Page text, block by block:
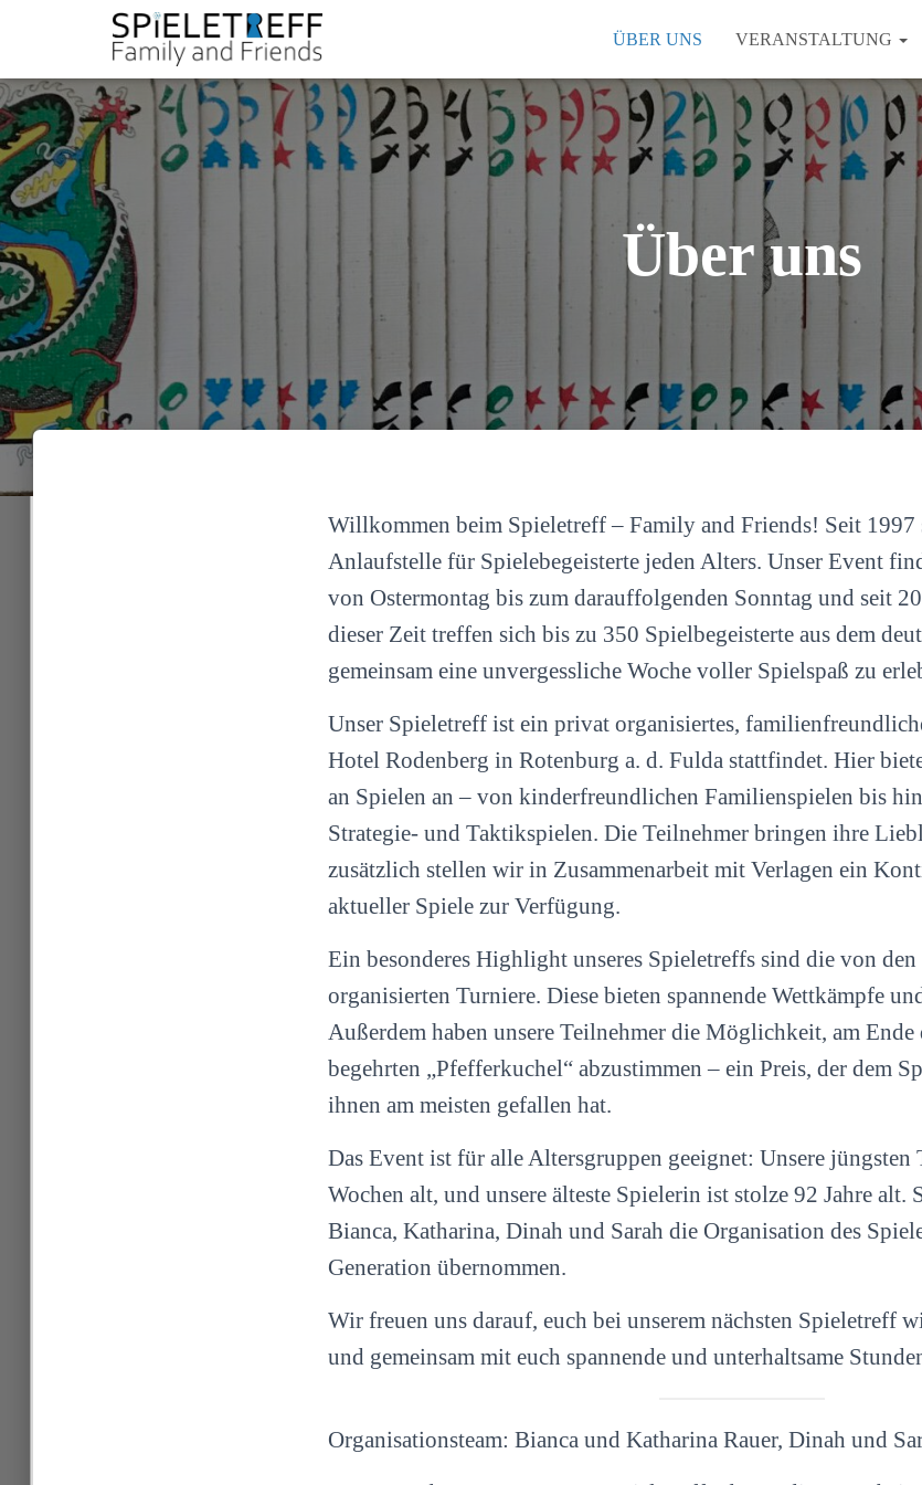
ÜBER UNS VERANSTALTUNG
Über uns
Willkommen beim Spieletreff – Family and Friends! Seit 1997
Anlaufstelle für Spielebegeisterte jeden Alters. Unser Event
von Ostermontag bis zum darauffolgenden Sonntag und seit
dieser Zeit treffen sich bis zu 350 Spielbegeisterte aus dem
gemeinsam eine unvergessliche Woche voller Spielspaß zu
Unser Spieletreff ist ein privat organisiertes,
Hotel Rodenberg in Rotenburg a. d. Fulda stattfindet. Hier
an Spielen an – von kinderfreundlichen Familienspielen bis
Strategie- und Taktikspielen. Die Teilnehmer bringen ihre
zusätzlich stellen wir in Zusammenarbeit mit Verlagen ein
aktueller Spiele zur Verfügung.
Ein besonderes Highlight unseres Spieletreffs sind die von
organisierten Turniere. Diese bieten spannende Wettkämpfe
Außerdem haben unsere Teilnehmer die Möglichkeit, am Ende
begehrten „Pfefferkuchel“ abzustimmen – ein Preis, der dem
ihnen am meisten gefallen hat.
Das Event ist für alle Altersgruppen geeignet: Unsere jüngsten
Wochen alt, und unsere älteste Spielerin ist stolze 92 Jahre alt.
Bianca, Katharina, Dinah und Sarah die Organisation des
Generation übernommen.
Wir freuen uns darauf, euch bei unserem nächsten Spieletreff
und gemeinsam mit euch spannende und unterhaltsame
Organisationsteam: Bianca und Katharina Rauer, Dinah und